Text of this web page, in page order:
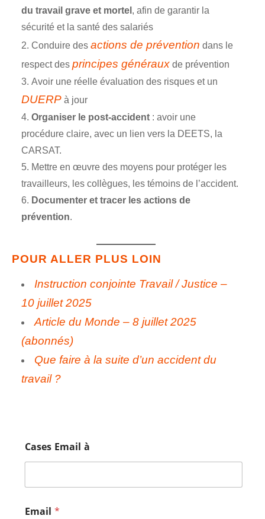
du travail grave et mortel , afin de garantir la
sécurité et la santé des salariés
Conduire desactions de prévention dans le
respect desprincipes généraux de prévention
Avoir une réelle évaluation des risques et un
DUERP à jour
Organiser le post-accident : avoir une
procédure claire, avec un lien vers la DEETS, la
CARSAT.
Mettre en œuvre des moyens pour protéger les
travailleurs, les collègues, les témoins de l’accident.
Documenter et tracer les actions de
prévention.
POUR ALLER PLUS LOIN
Instruction conjointe Travail / Justice –
10 juillet 2025
Article du Monde – 8 juillet 2025
(abonnés)
Que faire à la suite d’un accident du
travail ?
Cases Email à
Email *